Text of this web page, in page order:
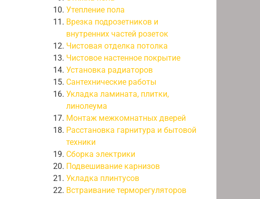
Утепление пола
Врезка подрозетников и
внутренних частей розеток
Чистовая отделка потолка
Чистовое настенное покрытие
Установка радиаторов
Сантехнические работы
Укладка ламината, плитки,
линолеума
Монтаж межкомнатных дверей
Расстановка гарнитура и бытовой
техники
Сборка электрики
Подвешивание карнизов
Укладка плинтусов
Встраивание терморегуляторов